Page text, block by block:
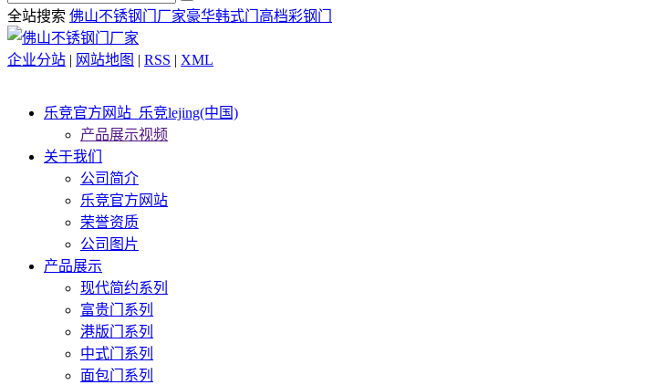
全站搜索 佛山不锈钢门厂家豪华韩式门 高档彩钢门
企业分站 | 网站地图 | RSS | XML
乐竞官方网站_乐竞lejing(中国)
产品展示视频
关于我们
公司简介
乐竞官方网站
荣誉资质
公司图片
产品展示
现代简约系列
富贵门系列
港版门系列
中式门系列
面包门系列